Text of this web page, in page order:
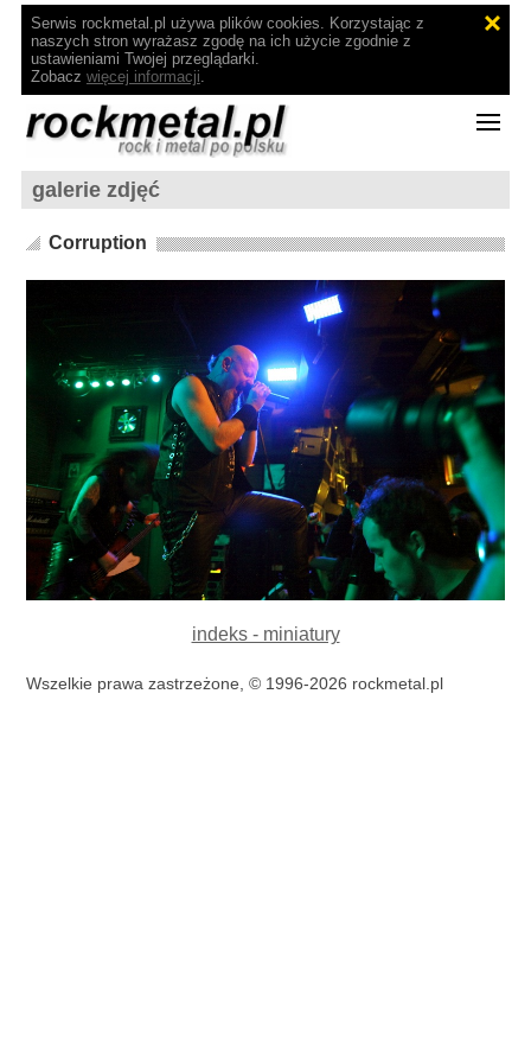
Serwis rockmetal.pl używa plików cookies. Korzystając z
naszych stron wyrażasz zgodę na ich użycie zgodnie z
ustawieniami Twojej przeglądarki.
Zobacz więcej informacji.
galerie zdjęć
Corruption
indeks - miniatury
Wszelkie prawa zastrzeżone, © 1996-2026 rockmetal.pl